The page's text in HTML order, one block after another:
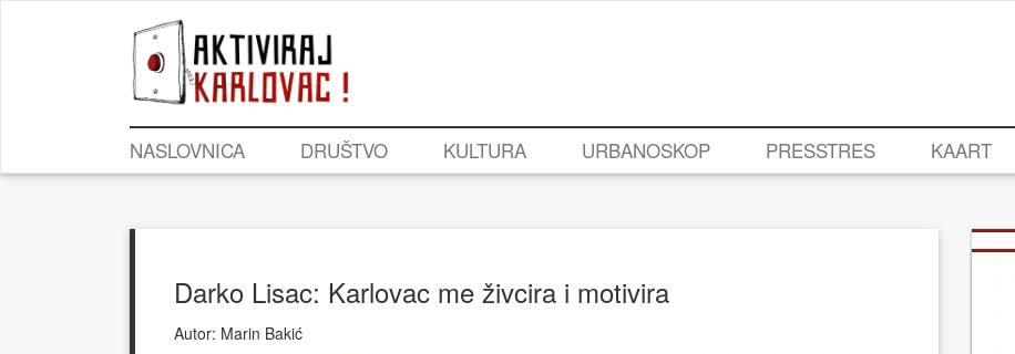
NASLOVNICA DRUŠTVO KULTURA URBANOSKOP PRESSTRES KAART
Darko Lisac: Karlovac me živcira i motivira
Autor: Marin Bakić